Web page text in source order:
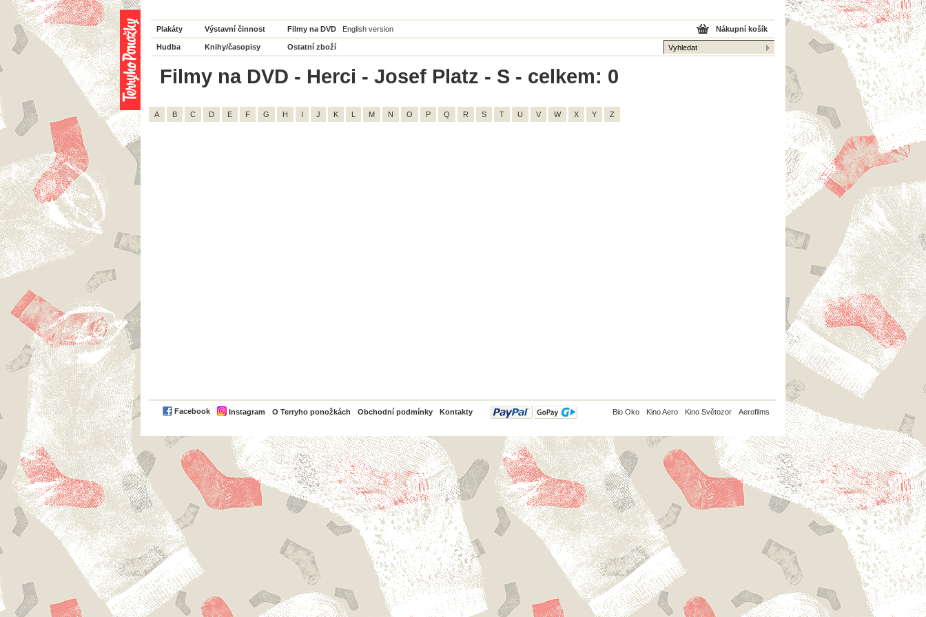
Plakáty Výstavní činnost Filmy na DVD English version
Hudba Knihy/časopisy Ostatní zboží
Nákupní košík
Filmy na DVD - Herci - Josef Platz - S - celkem: 0
A B C D E F G H I J K L M N O P Q R S T U V W X Y Z
Facebook Instagram O Terryho ponožkách Obchodní podmínky Kontakty
PayPal Bio Oko Kino Aero Kino Světozor Aerofilms